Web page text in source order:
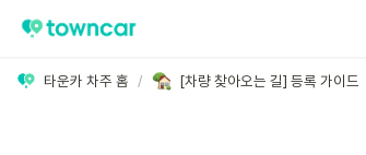
타운카 차주 홈 / [차량 찾아오는 길] 등록 가이드